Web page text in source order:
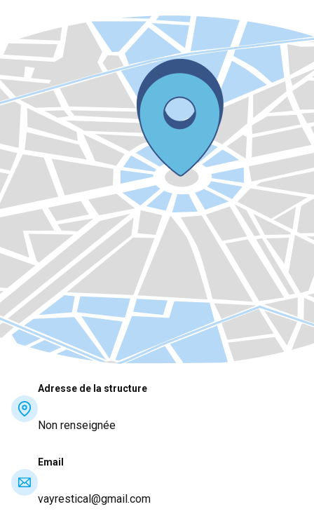
Adresse de la structure
Non renseignée
Email
vayrestical@gmail.com